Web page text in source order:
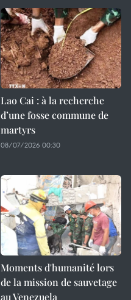
Lao Cai : à la recherche
d’une fosse commune de
martyrs
08/07/2026 00:30
Moments d'humanité lors
de la mission de sauvetage
au Venezuela